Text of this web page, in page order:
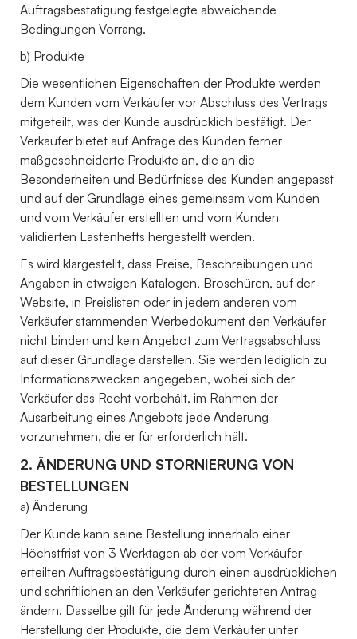
Auftragsbestätigung festgelegte abweichende
Bedingungen Vorrang.
b) Produkte
Die wesentlichen Eigenschaften der Produkte werden
dem Kunden vom Verkäufer vor Abschluss des Vertrags
mitgeteilt, was der Kunde ausdrücklich bestätigt. Der
Verkäufer bietet auf Anfrage des Kunden ferner
maßgeschneiderte Produkte an, die an die
Besonderheiten und Bedürfnisse des Kunden angepasst
und auf der Grundlage eines gemeinsam vom Kunden
und vom Verkäufer erstellten und vom Kunden
validierten Lastenhefts hergestellt werden.
Es wird klargestellt, dass Preise, Beschreibungen und
Angaben in etwaigen Katalogen, Broschüren, auf der
Website, in Preislisten oder in jedem anderen vom
Verkäufer stammenden Werbedokument den Verkäufer
nicht binden und kein Angebot zum Vertragsabschluss
auf dieser Grundlage darstellen. Sie werden lediglich zu
Informationszwecken angegeben, wobei sich der
Verkäufer das Recht vorbehält, im Rahmen der
Ausarbeitung eines Angebots jede Änderung
vorzunehmen, die er für erforderlich hält.
2. ÄNDERUNG UND STORNIERUNG VON
BESTELLUNGEN
a) Änderung
Der Kunde kann seine Bestellung innerhalb einer
Höchstfrist von 3 Werktagen ab der vom Verkäufer
erteilten Auftragsbestätigung durch einen ausdrücklichen
und schriftlichen an den Verkäufer gerichteten Antrag
ändern. Dasselbe gilt für jede Änderung während der
Herstellung der Produkte, die dem Verkäufer unter